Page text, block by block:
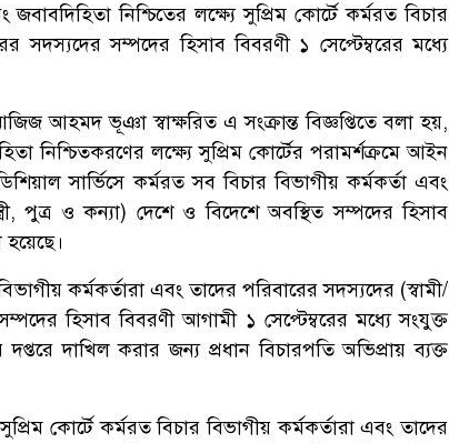
নিশ্চিতের লক্ষ্যে সুপ্রিম কোর্টে কর্মরত বিচার
সদস্যদের সম্পদের হিসাব বিবরণী ১ সেপ্টেম্বরের মধ্যে
আহমদ ভূঞা স্বাক্ষরিত এ সংক্রান্ত বিজ্ঞপ্তিতে বলা হয়,
নিশ্চিতকরণের লক্ষ্যে সুপ্রিম কোর্টের পরামর্শক্রমে আইন
সার্ভিসে কর্মরত সব বিচার বিভাগীয় কর্মকর্তা এবং
পুত্র ও কন্যা) দেশে ও বিদেশে অবস্থিত সম্পদের হিসাব
হয়েছে।
কর্মকর্তারা এবং তাদের পরিবারের সদস্যদের (স্বামী/
হিসাব বিবরণী আগামী ১ সেপ্টেম্বরের মধ্যে সংযুক্ত
দাখিল করার জন্য প্রধান বিচারপতি অভিপ্রায় ব্যক্ত
কোর্টে কর্মরত বিচার বিভাগীয় কর্মকর্তারা এবং তাদের